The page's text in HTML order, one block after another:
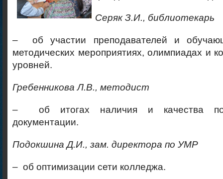
Серяк З.И., библиотекарь
– об участии преподавателей и
методических мероприятиях, олимпиадах и
уровней.
Гребенникова Л.В., методист
– об итогах наличия и качества
документации.
Подокшина Д.И., зам. директора по УМР
– об оптимизации сети колледжа.